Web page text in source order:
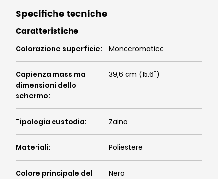
Specifiche tecniche
Caratteristiche
Colorazione superficie: Monocromatico
Capienza massima
dimensioni dello
schermo:
39,6 cm (15.6")
Tipologia custodia: Zaino
Materiali: Poliestere
Colore principale del Nero